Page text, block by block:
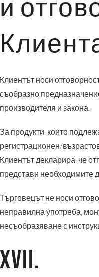
и
Клиентът носи
съобразно
производителя и закона.
За продукти, които
регистрационен/
Клиентът декларира, че
представи необходимите
Търговецът не носи
неправилна употреба,
несъобразяване с
XVII.